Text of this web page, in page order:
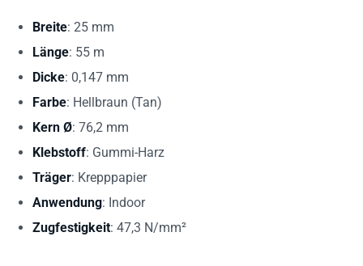
Breite: 25 mm
Länge: 55 m
Dicke: 0,147 mm
Farbe: Hellbraun (Tan)
Kern Ø: 76,2 mm
Klebstoff: Gummi-Harz
Träger: Krepppapier
Anwendung: Indoor
Zugfestigkeit: 47,3 N/mm²